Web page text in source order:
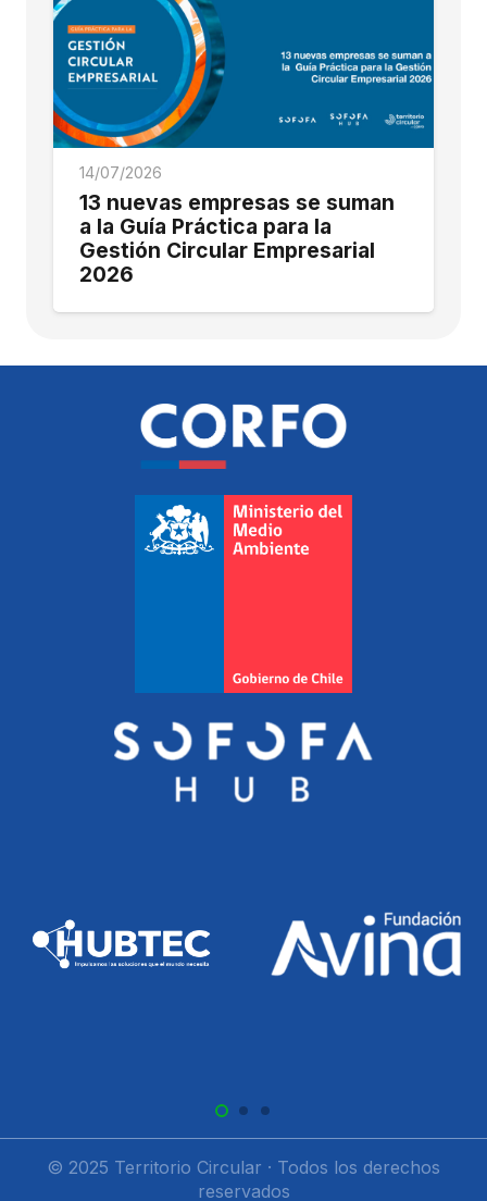
14/07/2026
13 nuevas empresas se suman
a la Guía Práctica para la
Gestión Circular Empresarial
2026
© 2025 Territorio Circular · Todos los derechos
reservados